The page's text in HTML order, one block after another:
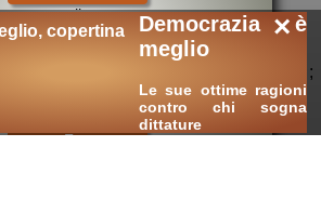
×
Democrazia è
meglio
Le sue ottime ragioni
contro chi sogna
dittature
;
::
intellectualia
eTexts